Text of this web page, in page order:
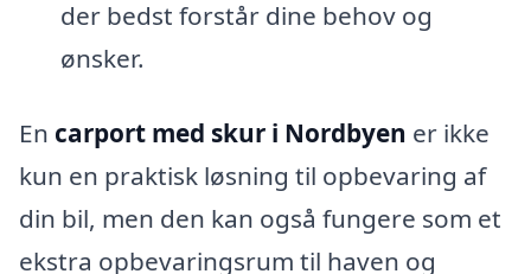
der bedst forstår dine behov og
ønsker.
En carport med skur i Nordbyen er ikke
kun en praktisk løsning til opbevaring af
din bil, men den kan også fungere som et
ekstra opbevaringsrum til haven og